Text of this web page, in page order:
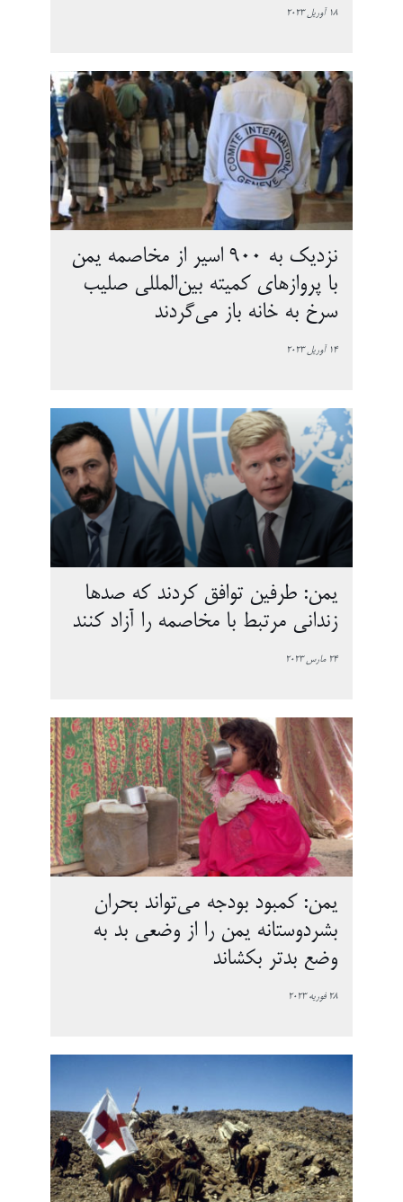
18 آوریل 2023
نزدیک به 900 اسیر از مخاصمه یمن
با پروازهای کمیته بین‌المللی صلیب
سرخ به خانه باز می‌گردند
14 آوریل 2023
یمن: طرفین توافق کردند که صدها
زندانی مرتبط با مخاصمه را آزاد کنند
24 مارس 2023
یمن: کمبود بودجه می‌تواند بحران
بشردوستانه یمن را از وضعی بد به
وضع بدتر بکشاند
28 فوریه 2023